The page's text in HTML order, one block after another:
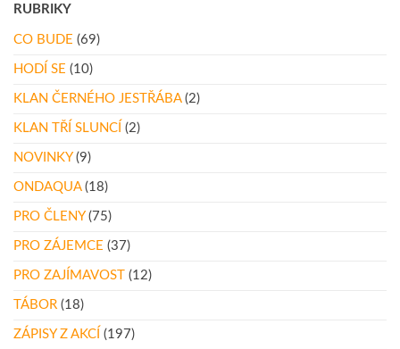
RUBRIKY
CO BUDE (69)
HODÍ SE (10)
KLAN ČERNÉHO JESTŘÁBA(2)
KLAN TŘÍ SLUNCÍ (2)
NOVINKY(9)
ONDAQUA(18)
PRO ČLENY(75)
PRO ZÁJEMCE (37)
PRO ZAJÍMAVOST (12)
TÁBOR (18)
ZÁPISY Z AKCÍ (197)